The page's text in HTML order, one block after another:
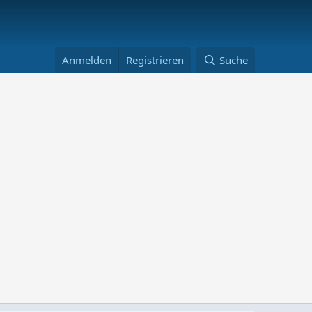
Anmelden Registrieren Suche